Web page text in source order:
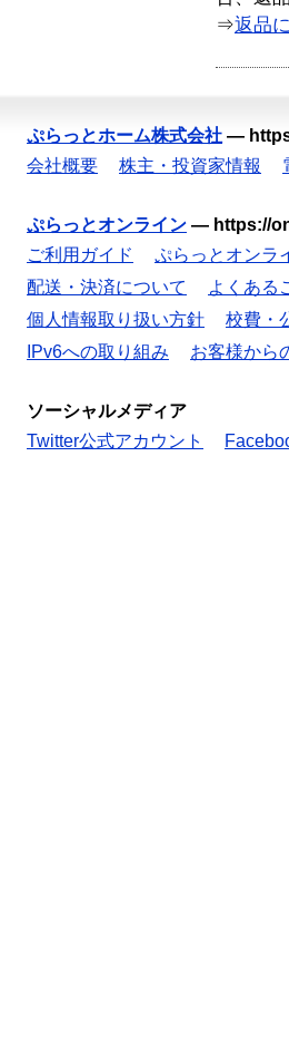
⇒返品
ぷらっとホーム株式会社 —
会社概要
株主・投資家情報
ぷらっとオンライン — https://
ご利用ガイド
ぷらっとオンラ
配送・決済について
よくある
個人情報取り扱い方針
校費・
IPv6への取り組み
お客様から
ソーシャルメディア
Twitter公式アカウント